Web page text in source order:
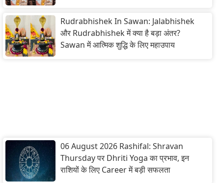
Rudrabhishek In Sawan: Jalabhishek
और Rudrabhishek में क्या है बड़ा अंतर?
Sawan में आत्मिक शुद्धि के लिए महाउपाय
06 August 2026 Rashifal: Shravan
Thursday पर Dhriti Yoga का प्रभाव, इन
राशियों के लिए Career में बड़ी सफलता